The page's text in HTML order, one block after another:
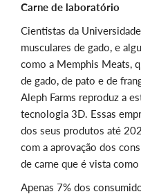
Carne de laboratório
Cientistas da
musculares de gado, e
como a Memphis Meats,
de gado, de pato e de
Aleph Farms reproduz a
tecnologia 3D. Essas
dos seus produtos até
com a aprovação dos
de carne que é vista como
Apenas 7% dos